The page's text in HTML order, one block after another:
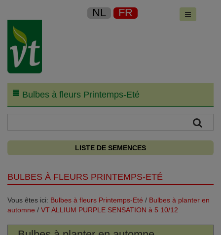
NL FR
Bulbes à fleurs Printemps-Eté
LISTE DE SEMENCES
BULBES À FLEURS PRINTEMPS-ETÉ
Vous êtes ici: Bulbes à fleurs Printemps-Eté / Bulbes à planter en
automne / VT ALLIUM PURPLE SENSATION à 5 10/12